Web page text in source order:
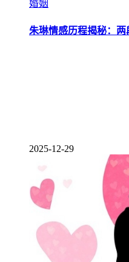
婚姻
朱琳情感历程揭秘：
2025-12-29